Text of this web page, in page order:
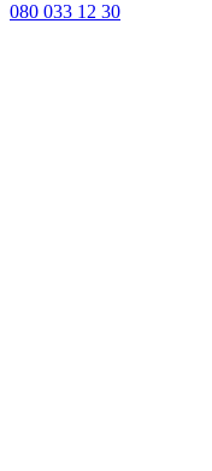
080 033 12 30